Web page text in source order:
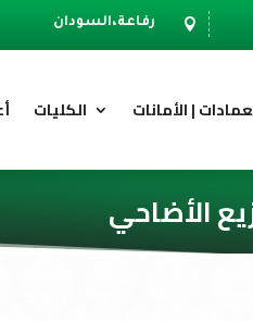
 رفاعة،السودان
| الأمانات الكليات
الأضاحي